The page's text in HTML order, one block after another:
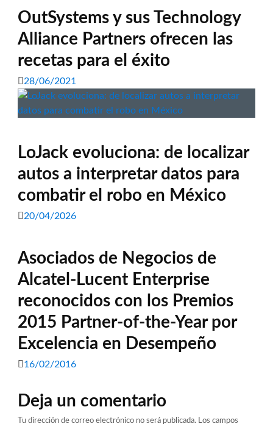
OutSystems y sus Technology
Alliance Partners ofrecen las
recetas para el éxito
28/06/2021
LoJack evoluciona: de localizar
autos a interpretar datos para
combatir el robo en México
20/04/2026
Asociados de Negocios de
Alcatel-Lucent Enterprise
reconocidos con los Premios
2015 Partner-of-the-Year por
Excelencia en Desempeño
16/02/2016
Deja un comentario
Tu dirección de correo electrónico no será publicada. Los campos